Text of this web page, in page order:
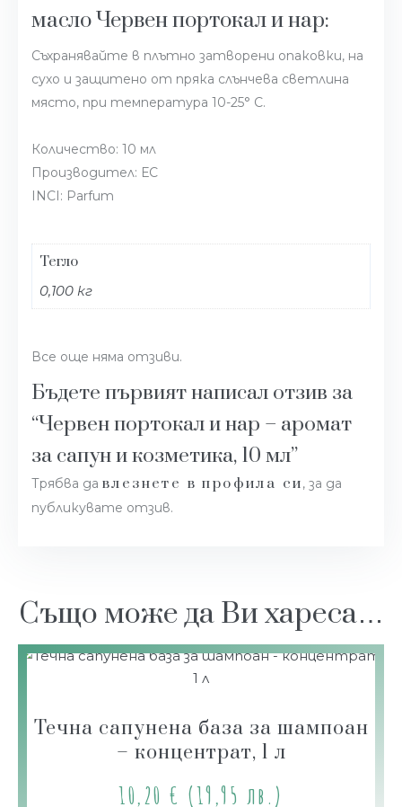
масло Червен портокал и нар:
Съхранявайте в плътно затворени опаковки, на
сухо и защитено от пряка слънчева светлина
място, при температура 10-25° С.
Количество: 10 мл
Производител: ЕС
INCI: Parfum
Тегло
0,100 кг
Все още няма отзиви.
Бъдете първият написал отзив за
“Червен портокал и нар – аромат
за сапун и козметика, 10 мл”
Трябва да влезнете в профила си, за да
публикувате отзив.
Също може да Ви хареса…
Течна сапунена база за шампоан
– концентрат, 1 л
10,20 € (19,95 лв.)